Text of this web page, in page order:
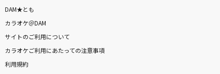
DAM★とも
カラオケ＠DAM
サイトのご利用について
カラオケご利用にあたっての注意事項
利用規約